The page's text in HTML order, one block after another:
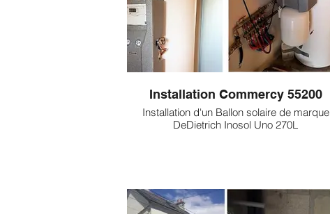
Installation Commercy 55200
Installation d'un Ballon solaire de marque
DeDietrich Inosol Uno 270L